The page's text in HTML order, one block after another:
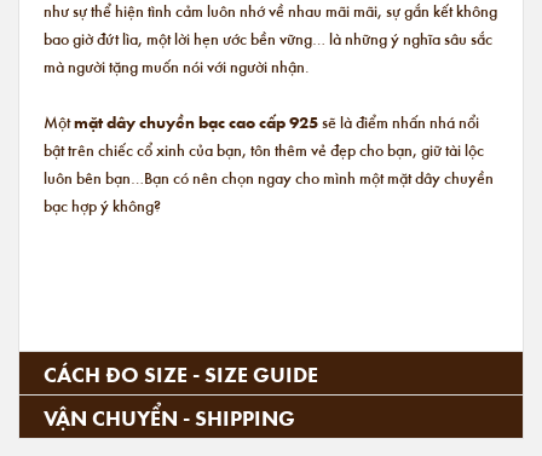
như sự thể hiện tình cảm luôn nhớ về nhau mãi mãi, sự gắn kết không
bao giờ đứt lìa, một lời hẹn ước bền vững… là những ý nghĩa sâu sắc
mà người tặng muốn nói với người nhận.
Mộtmặt dây chuyền bạc cao cấp 925sẽ là điểm nhấn nhá nổi
bật trên chiếc cổ xinh của bạn, tôn thêm vẻ đẹp cho bạn, giữ tài lộc
luôn bên bạn…Bạn có nên chọn ngay cho mình một mặt dây chuyền
bạc hợp ý không?
CÁCH ĐO SIZE - SIZE GUIDE
VẬN CHUYỂN - SHIPPING